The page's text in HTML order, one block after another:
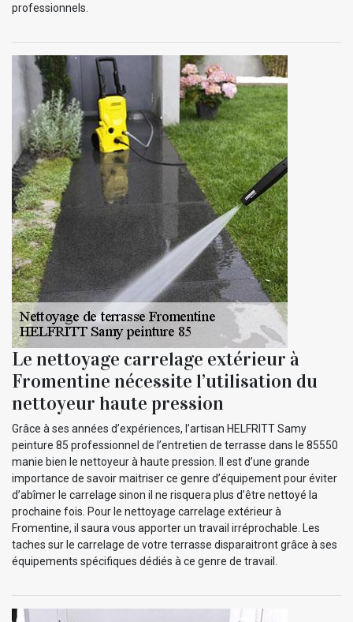
professionnels.
Le nettoyage carrelage extérieur à
Fromentine nécessite l’utilisation du
nettoyeur haute pression
Grâce à ses années d’expériences, l’artisan HELFRITT Samy
peinture 85 professionnel de l’entretien de terrasse dans le 85550
manie bien le nettoyeur à haute pression. Il est d’une grande
importance de savoir maitriser ce genre d’équipement pour éviter
d’abîmer le carrelage sinon il ne risquera plus d’être nettoyé la
prochaine fois. Pour le nettoyage carrelage extérieur à
Fromentine, il saura vous apporter un travail irréprochable. Les
taches sur le carrelage de votre terrasse disparaitront grâce à ses
équipements spécifiques dédiés à ce genre de travail.